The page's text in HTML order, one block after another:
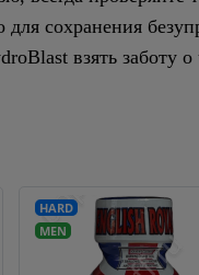
сохранения
взять заботу
HARD
MEN